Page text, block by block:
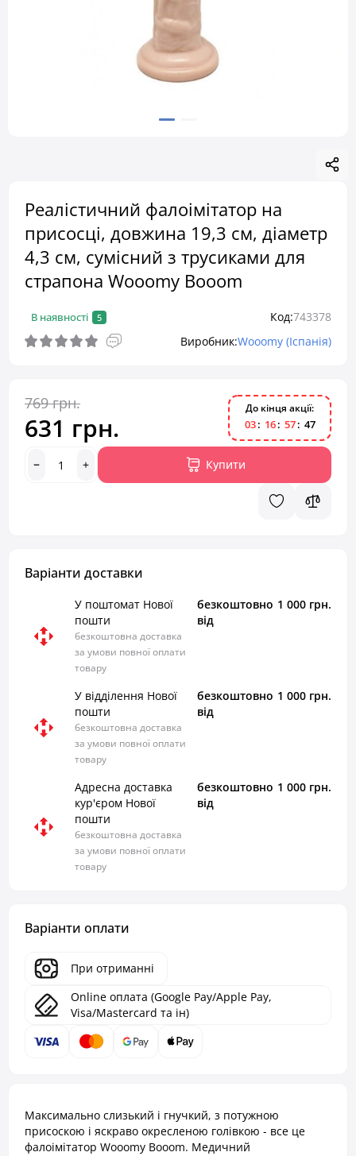
Реалістичний фалоімітатор на
присосці, довжина 19,3 см, діаметр
4,3 см, сумісний з трусиками для
страпона Wooomy Booom
В наявності 5 Код:743378
Виробник:Wooomy (Іспанія)
769 грн.
631 грн.
До кінця акції:
03 16 57 46
Купити
Варіанти доставки
У поштомат Нової
пошти
безкоштовна доставка
за умови повної оплати
товару
безкоштовно
від
1 000 грн.
У відділення Нової
пошти
безкоштовна доставка
за умови повної оплати
товару
безкоштовно
від
1 000 грн.
Адресна доставка
кур'єром Нової
пошти
безкоштовна доставка
за умови повної оплати
товару
безкоштовно
від
1 000 грн.
Варіанти оплати
При отриманні
Online оплата (Google Pay/Apple Pay,
Visa/Mastercard та ін)
Максимально слизький і гнучкий, з потужною
присоскою і яскраво окресленою голівкою - все це
фалоімітатор Wooomy Booom. Медичний